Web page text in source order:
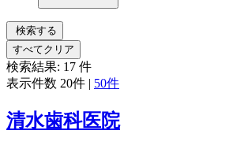
検索する
すべてクリア
検索結果: 17 件
表示件数 20件 | 50件
清水歯科医院